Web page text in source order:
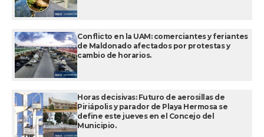
Conflicto en la UAM: comerciantes y feriantes
de Maldonado afectados por protestas y
cambio de horarios.
Horas decisivas: Futuro de aerosillas de
Piriápolis y parador de Playa Hermosa se
define este jueves en el Concejo del
Municipio.